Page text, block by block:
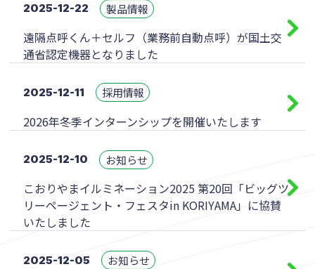
2025-12-22 製品情報
遠隔点呼くん＋セルフ（業務前自動点呼）が国土交
通省認定機器となりました
2025-12-11 採用情報
2026年冬季インターンシップを開催いたします
2025-12-10 お知らせ
こおりやまイルミネーション2025 第20回「ビッグツ
リーページェント・フェスタin KORIYAMA」に協賛
いたしました
2025-12-05 お知らせ